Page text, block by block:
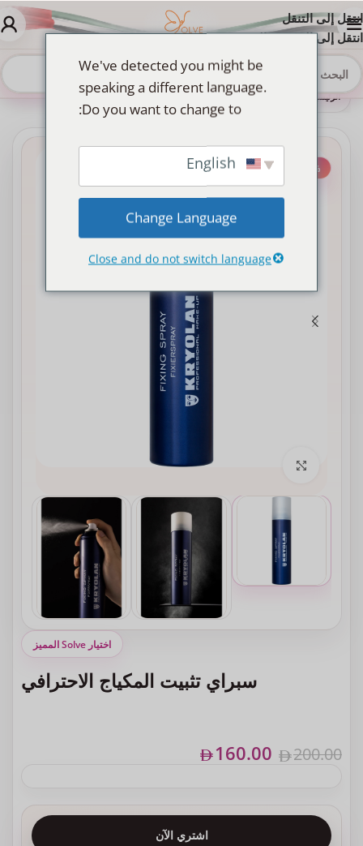
انتقل إلى التنقل
انتقل إلى المحتوى الرئيسي
الرئيسية سبراي تثبيت المكياج الاحترافي
-20%
اختيار Solve المميز
سبراي تثبيت المكياج الاحترافي
200.00
160.00
اشتري الآن
We've detected you might be
speaking a different language.
Do you want to change to:
Change Language
Close and do not switch language